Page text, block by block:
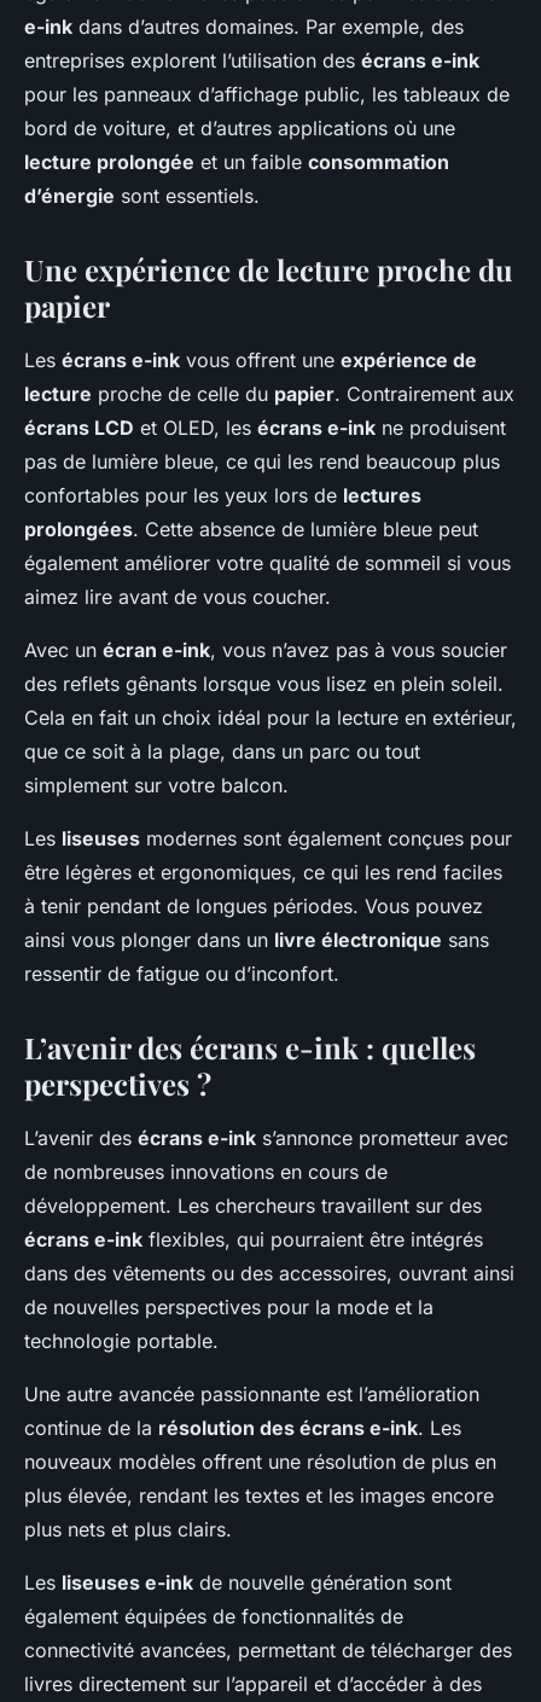
e-ink dans d’autres domaines. Par exemple, des
entreprises explorent l’utilisation des écrans e-ink
pour les panneaux d’affichage public, les tableaux de
bord de voiture, et d’autres applications où une
lecture prolongée et un faible consommation
d’énergie sont essentiels.
Une expérience de lecture proche du
papier
Les écrans e-ink vous offrent une expérience de
lecture proche de celle du papier. Contrairement aux
écrans LCD et OLED, les écrans e-ink ne produisent
pas de lumière bleue, ce qui les rend beaucoup plus
confortables pour les yeux lors de lectures
prolongées. Cette absence de lumière bleue peut
également améliorer votre qualité de sommeil si vous
aimez lire avant de vous coucher.
Avec un écran e-ink, vous n’avez pas à vous soucier
des reflets gênants lorsque vous lisez en plein soleil.
Cela en fait un choix idéal pour la lecture en extérieur,
que ce soit à la plage, dans un parc ou tout
simplement sur votre balcon.
Les liseuses modernes sont également conçues pour
être légères et ergonomiques, ce qui les rend faciles
à tenir pendant de longues périodes. Vous pouvez
ainsi vous plonger dans un livre électronique sans
ressentir de fatigue ou d’inconfort.
L’avenir des écrans e-ink : quelles
perspectives ?
L’avenir des écrans e-ink s’annonce prometteur avec
de nombreuses innovations en cours de
développement. Les chercheurs travaillent sur des
écrans e-ink flexibles, qui pourraient être intégrés
dans des vêtements ou des accessoires, ouvrant ainsi
de nouvelles perspectives pour la mode et la
technologie portable.
Une autre avancée passionnante est l’amélioration
continue de la résolution des écrans e-ink. Les
nouveaux modèles offrent une résolution de plus en
plus élevée, rendant les textes et les images encore
plus nets et plus clairs.
Les liseuses e-ink de nouvelle génération sont
également équipées de fonctionnalités de
connectivité avancées, permettant de télécharger des
livres directement sur l’appareil et d’accéder à des